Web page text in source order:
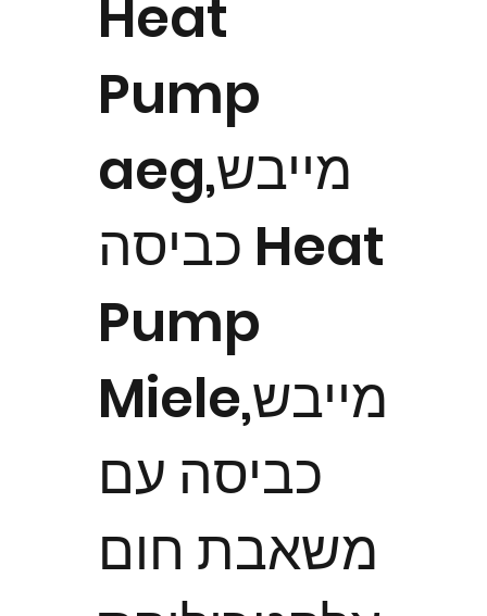
Heat
Pump
aeg,מייבש
כביסה Heat
Pump
Miele,מייבש
כביסה עם
משאבת חום